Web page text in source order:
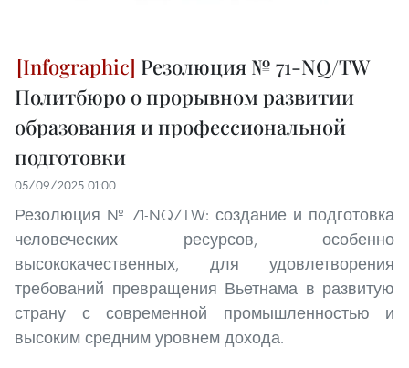
Резолюция № 71-NQ/TW
Политбюро о прорывном развитии
образования и профессиональной
подготовки
05/09/2025 01:00
Резолюция № 71-NQ/TW: создание и подготовка
человеческих ресурсов, особенно
высококачественных, для удовлетворения
требований превращения Вьетнама в развитую
страну с современной промышленностью и
высоким средним уровнем дохода.